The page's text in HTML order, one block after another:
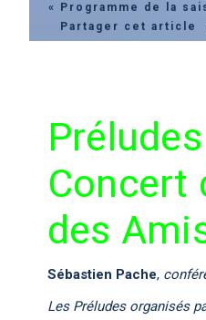
« Programme de la
Partager cet article
Concert
des
Sébastien Pache,
Les Préludes organisés